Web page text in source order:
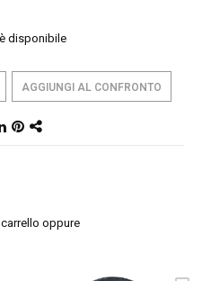
disponibile
AGGIUNGI AL CONFRONTO
oppure